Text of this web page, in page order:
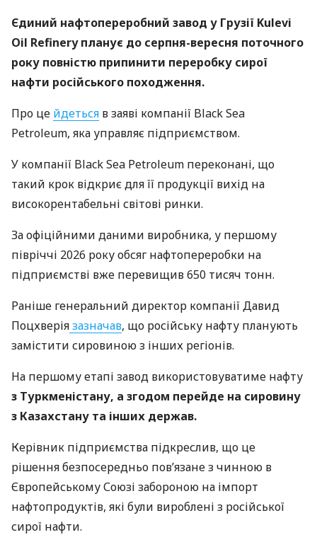
Єдиний нафтопереробний завод у Грузії Kulevi
Oil Refinery планує до серпня-вересня поточного
року повністю припинити переробку сирої
нафти російського походження.
Про це йдеться в заяві компанії Black Sea
Petroleum, яка управляє підприємством.
У компанії Black Sea Petroleum переконані, що
такий крок відкриє для її продукції вихід на
високорентабельні світові ринки.
За офіційними даними виробника, у першому
півріччі 2026 року обсяг нафтопереробки на
підприємстві вже перевищив 650 тисяч тонн.
Раніше генеральний директор компанії Давид
Поцхверіязазначав, що російську нафту планують
замістити сировиною з інших регіонів.
На першому етапі завод використовуватиме нафту
з Туркменістану, а згодом перейде на сировину
з Казахстану та інших держав.
Керівник підприємства підкреслив, що це
рішення безпосередньо пов’язане з чинною в
Європейському Союзі забороною на імпорт
нафтопродуктів, які були вироблені з російської
сирої нафти.